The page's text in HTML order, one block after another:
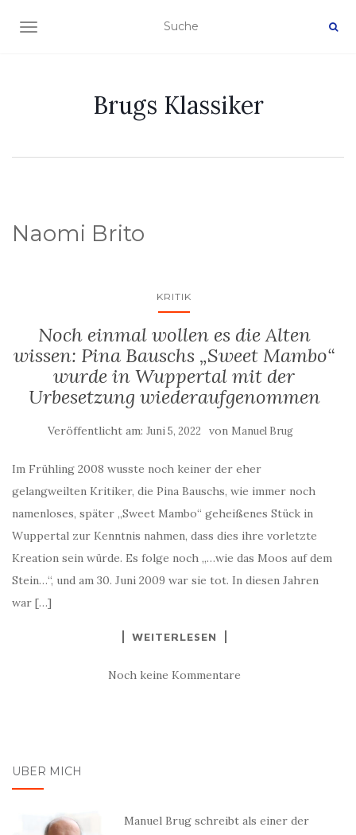
NAVIGATION EIN-/AUSSCHALTEN
Brugs Klassiker
Naomi Brito
KRITIK
Noch einmal wollen es die Alten
wissen: Pina Bauschs „Sweet Mambo“
wurde in Wuppertal mit der
Urbesetzung wiederaufgenommen
Veröffentlicht am: Juni 5, 2022 von Manuel Brug
Im Frühling 2008 wusste noch keiner der eher
gelangweilten Kritiker, die Pina Bauschs, wie immer noch
namenloses, später „Sweet Mambo“ geheißenes Stück in
Wuppertal zur Kenntnis nahmen, dass dies ihre vorletzte
Kreation sein würde. Es folge noch „…wie das Moos auf dem
Stein…“, und am 30. Juni 2009 war sie tot. In diesen Jahren
war […]
WEITERLESEN
Noch keine Kommentare
ÜBER MICH
Manuel Brug schreibt als einer der